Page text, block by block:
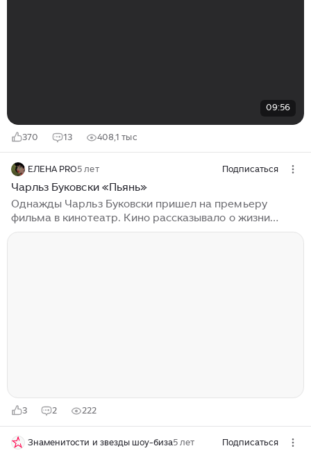
09:56
370 13 408,1 тыс
ЕЛЕНА PRO5 лет Подписаться
Чарльз Буковски «Пьянь»
Однажды Чарльз Буковски пришел на премьеру
фильма в кинотеатр. Кино рассказывало о жизни
бедных людей, страдающих алкоголизмом. Он
3 2 222
Знаменитости и звезды шоу-биза5 лет Подписаться